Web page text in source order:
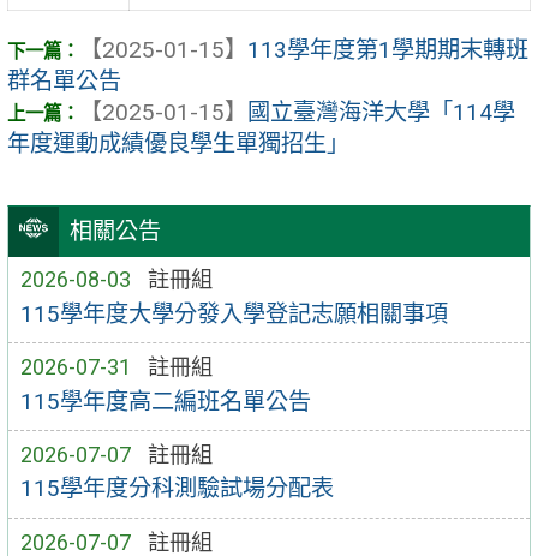
相關公告
2026-08-03 註冊組
115學年度大學分發入學登記志願相關事項
2026-07-31 註冊組
115學年度高二編班名單公告
2026-07-07 註冊組
115學年度分科測驗試場分配表
2026-07-07 註冊組
【2025-01-15】 113學年度第1學期期末轉班
群名單公告
【2025-01-15】
國立臺灣海洋大學「114學
年度運動成績優良學生單獨招生」